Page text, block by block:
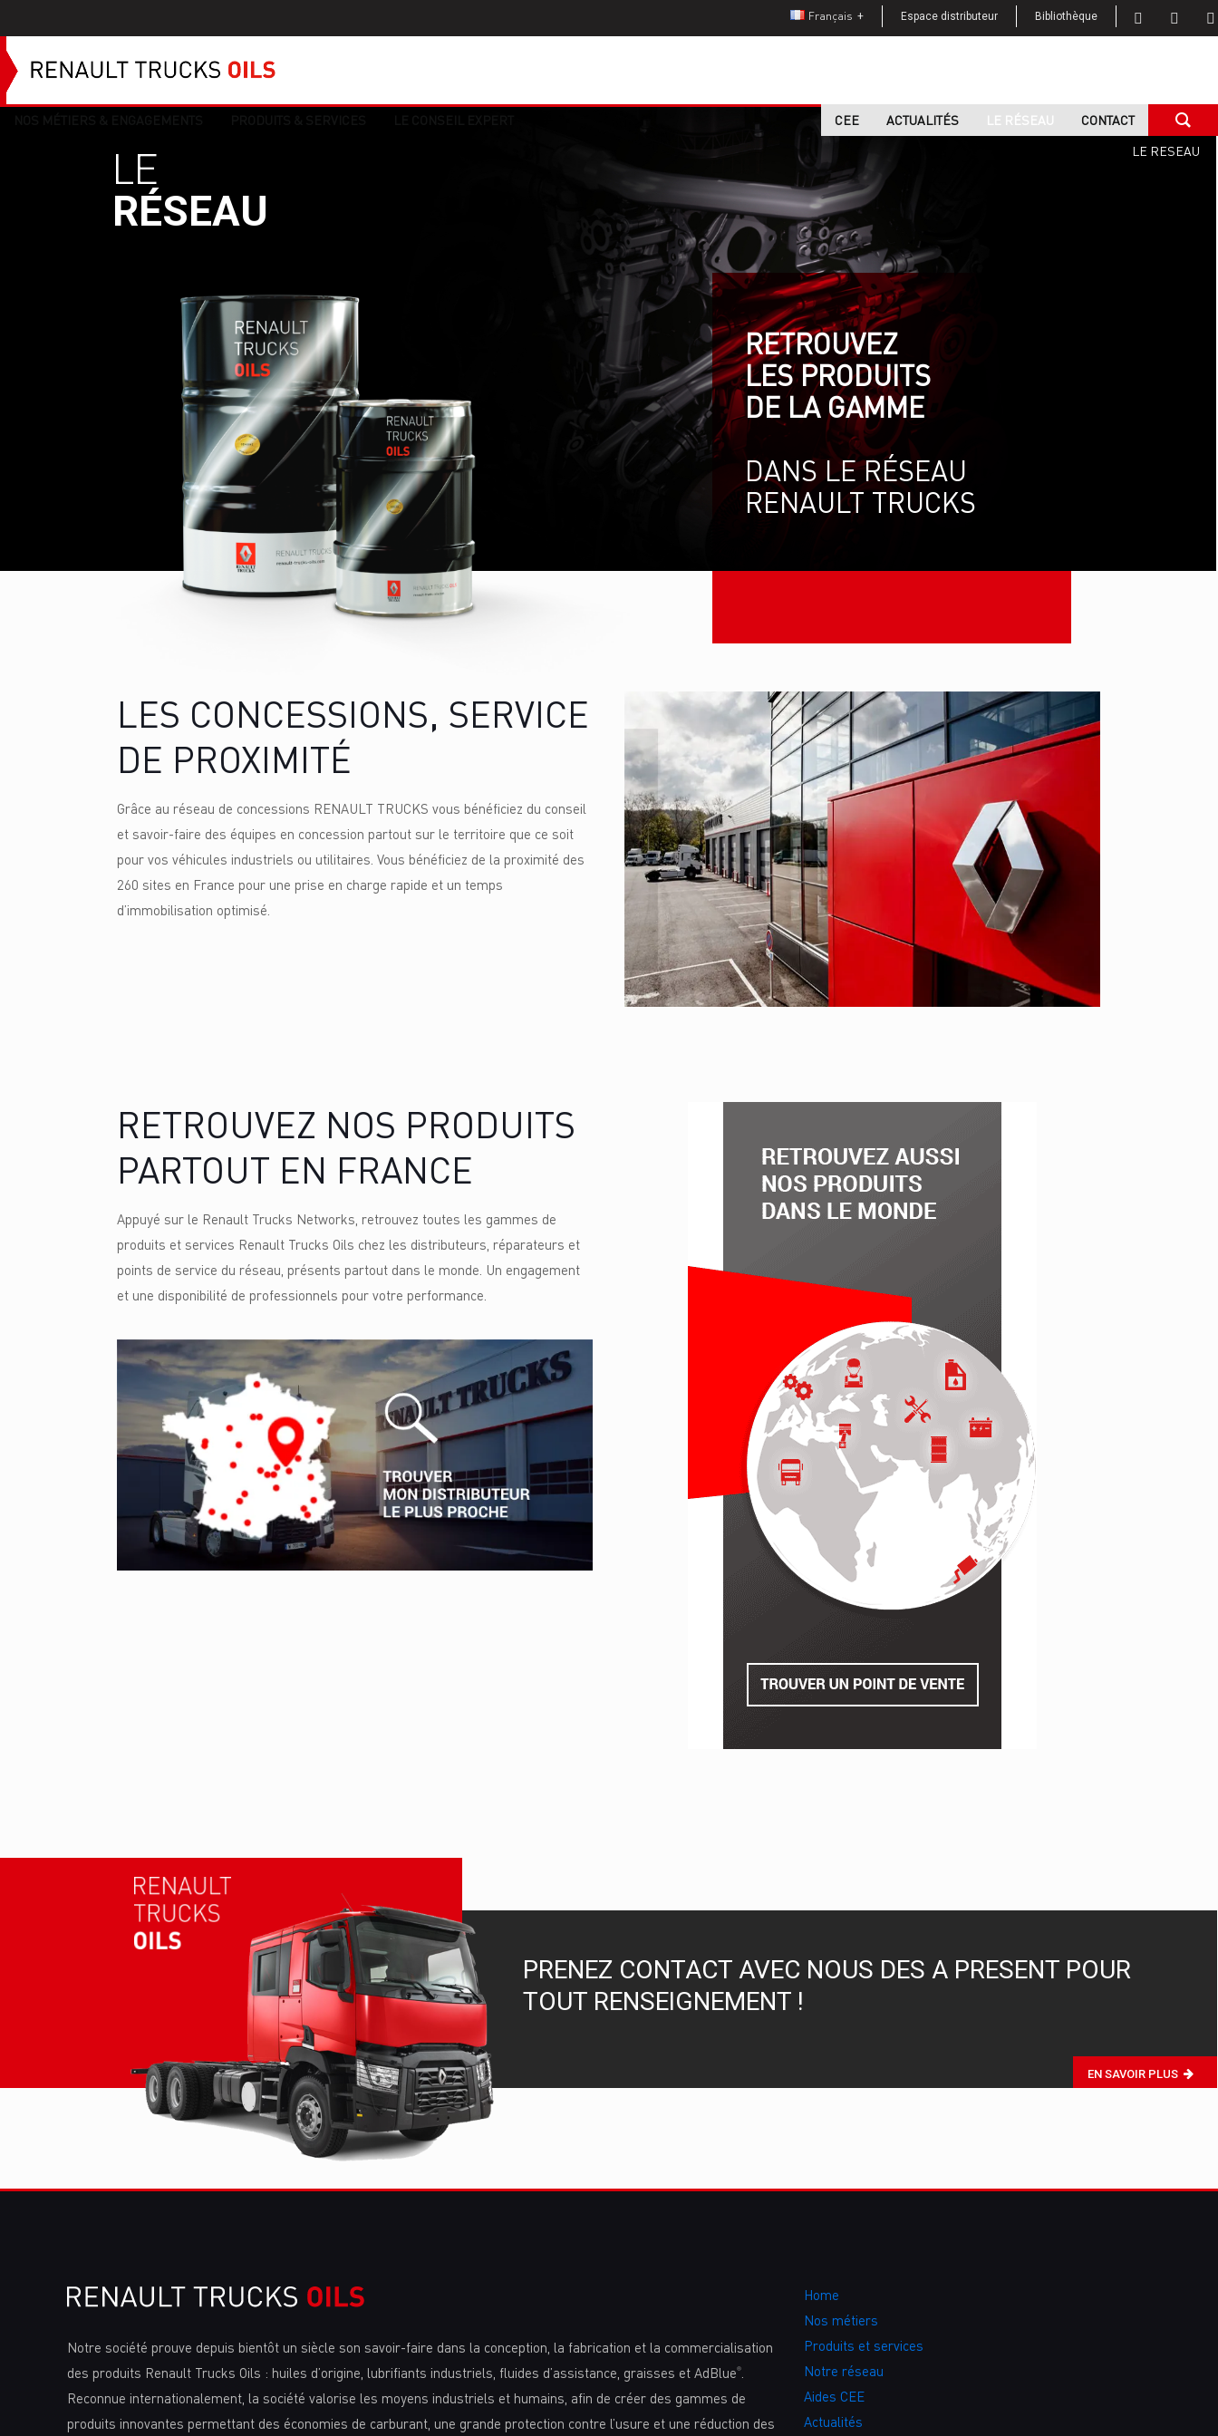
Français Espace distributeur Bibliothèque
CEE ACTUALITÉS LE RÉSEAU CONTACTHome
LE RESEAU
LE
RÉSEAU
RETROUVEZ
LES PRODUITS
DE LA GAMME
DANS LE RÉSEAU
RENAULT TRUCKS
LES CONCESSIONS, SERVICE
DE PROXIMITÉ
Grâce au réseau de concessions RENAULT TRUCKS vous bénéficiez du conseil
et savoir-faire des équipes en concession partout sur le territoire que ce soit
pour vos véhicules industriels ou utilitaires. Vous bénéficiez de la proximité des
260 sites en France pour une prise en charge rapide et un temps
d’immobilisation optimisé.
RETROUVEZ NOS PRODUITS
PARTOUT EN FRANCE
Appuyé sur le Renault Trucks Networks, retrouvez toutes les gammes de
produits et services Renault Trucks Oils chez les distributeurs, réparateurs et
points de service du réseau, présents partout dans le monde. Un engagement
et une disponibilité de professionnels pour votre performance.
PRENEZ CONTACT AVEC NOUS DES A PRESENT POUR
TOUT RENSEIGNEMENT !
EN SAVOIR PLUS
Notre société prouve depuis bientôt un siècle son savoir-faire dans la conception, la fabrication et la commercialisation
des produits Renault Trucks Oils : huiles d’origine, lubrifiants industriels, fluides d’assistance, graisses et AdBlue®
Reconnue internationalement, la société valorise les moyens industriels et humains, afin de créer des gammes de
produits innovantes permettant des économies de carburant, une grande protection contre l’usure et une réduction des
Home
Nos métiers
Produits et services
Notre réseau
Aides CEE
Actualités